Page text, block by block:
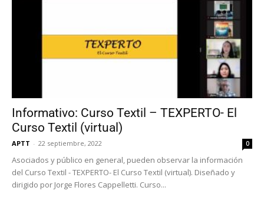
Informativo: Curso Textil – TEXPERTO- El
Curso Textil (virtual)
APTT - 22 septiembre, 2022 0
Asociados y público en general, pueden observar la información
del Curso Textil - TEXPERTO- El Curso Textil (virtual). Diseñado y
dirigido por Jorge Flores Cappelletti. Curso...